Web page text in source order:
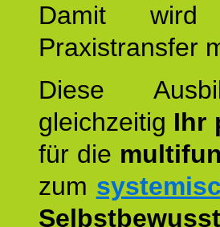
Damit wird
Praxistransfer
Diese
gleichzeitig Ihr
für die
zum